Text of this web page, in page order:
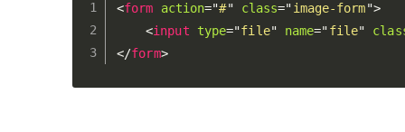
<form action="#" class="image-form">
<input type="file" name="file"
</form>